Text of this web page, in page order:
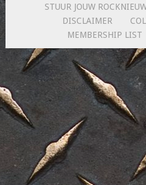
STUUR JOUW
DISCLAIMER
MEMBERSHIP LIST